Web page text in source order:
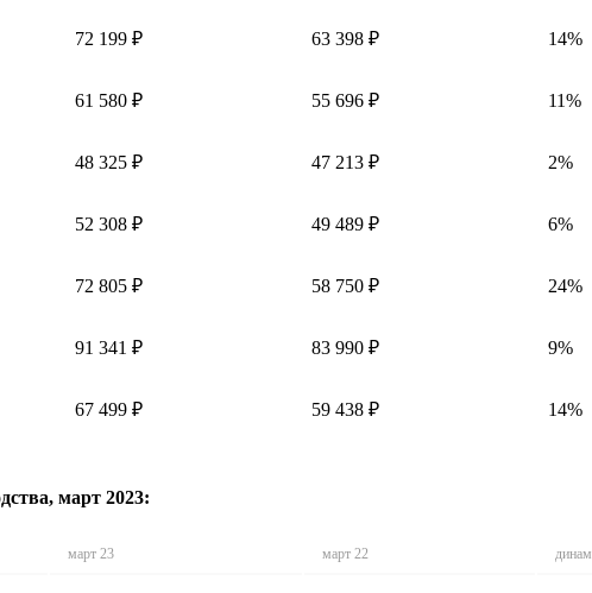
72 199 ₽ 63 398 ₽ 14%
61 580 ₽ 55 696 ₽ 11%
48 325 ₽ 47 213 ₽ 2%
52 308 ₽ 49 489 ₽ 6%
72 805 ₽ 58 750 ₽ 24%
91 341 ₽ 83 990 ₽ 9%
67 499 ₽ 59 438 ₽ 14%
март 2023:
март 23 март 22